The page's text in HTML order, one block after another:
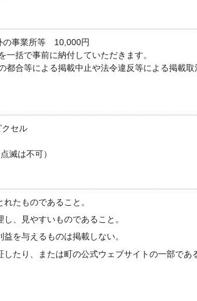
事業所等 10,000円
括で事前に納付していただきます。
都合等による掲載中止や法令違反等による掲載
セル
滅は不可）
たものであること。
、見やすいものであること。
を与えるものは掲載しない。
したり、または町の公式ウェブサイトの一部であ